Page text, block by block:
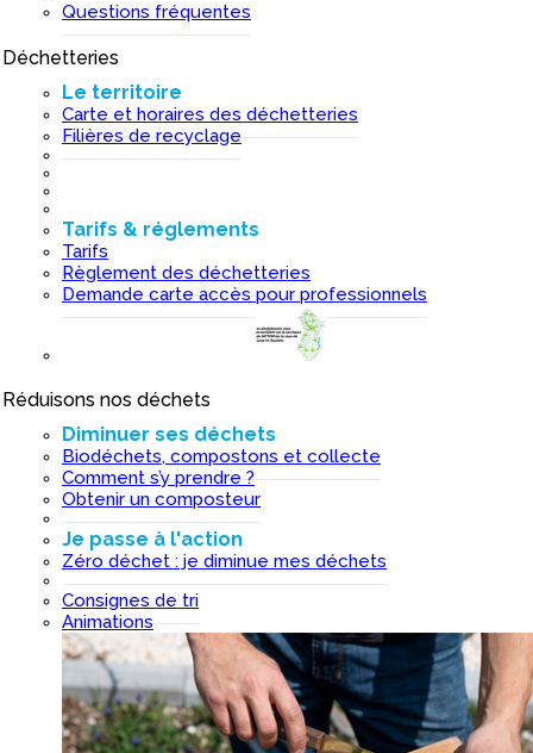
Questions fréquentes
Déchetteries
Le territoire
Carte et horaires des déchetteries
Filières de recyclage
Tarifs & réglements
Tarifs
Règlement des déchetteries
Demande carte accès pour professionnels
Réduisons nos déchets
Diminuer ses déchets
Biodéchets, compostons et collecte
Comment s’y prendre ?
Obtenir un composteur
Je passe à l'action
Zéro déchet : je diminue mes déchets
Consignes de tri
Animations